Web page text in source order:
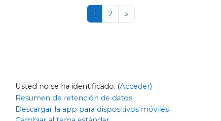
1 Página 1
2Página 2
»Siguiente página
Usted no se ha identificado. (Acceder)
Resumen de retención de datos
Descargar la app para dispositivos móviles